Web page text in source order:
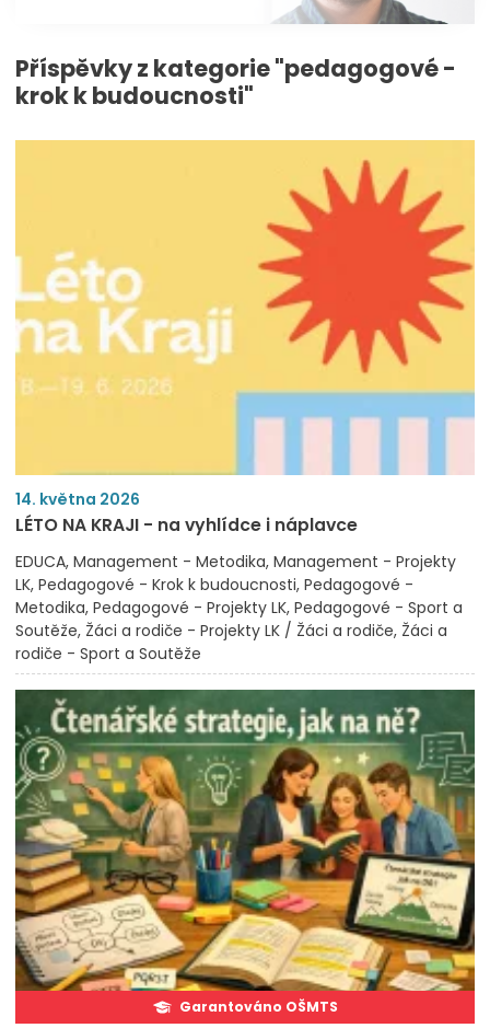
Příspěvky z kategorie "pedagogové -
krok k budoucnosti"
14. května 2026
LÉTO NA KRAJI - na vyhlídce i náplavce
EDUCA Management - Metodika Management - Projekty
LK Pedagogové - Krok k budoucnosti Pedagogové -
Metodika Pedagogové - Projekty LK Pedagogové - Sport a
Soutěže Žáci a rodiče - Projekty LK / Žáci a rodiče Žáci a
rodiče - Sport a Soutěže
Garantováno OŠMTS